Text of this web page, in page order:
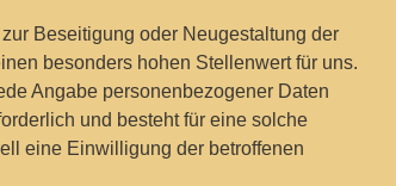
Beseitigung oder Neugestaltung der
besonders hohen Stellenwert für uns.
Angabe personenbezogener Daten
und besteht für eine solche
eine Einwilligung der betroffenen